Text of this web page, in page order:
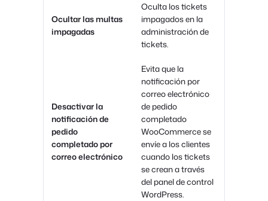
Ocultar las multas
impagadas
Oculta los tickets
impagados en la
administración de
tickets.
Desactivar la
notificación de
pedido
completado por
correo electrónico
Evita que la
notificación por
correo electrónico
de pedido
completado
WooCommerce se
envíe a los clientes
cuando los tickets
se crean a través
del panel de control
WordPress.